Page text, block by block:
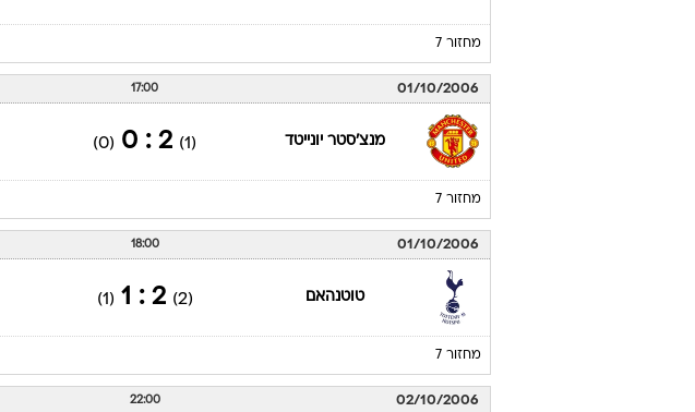
מחזור 7
01/10/2006
17:00
מנצ'סטר יונייטד (1)
2 : 0
(0)
מחזור 7
01/10/2006
18:00
טוטנהאם (2)
2 : 1
(1)
מחזור 7
02/10/2006
22:00